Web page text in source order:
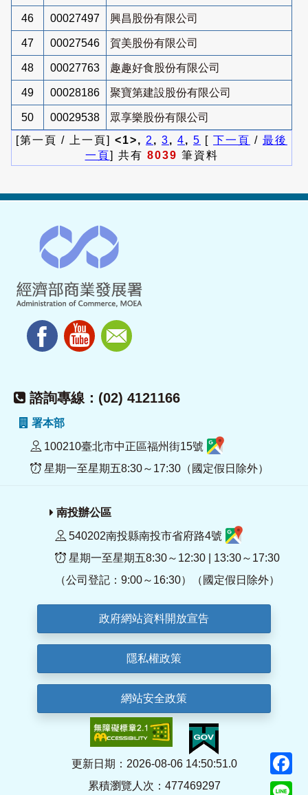
46 00027497 興昌股份有限公司
47 00027546 賀美股份有限公司
48 00027763 趣趣好食股份有限公司
49 00028186 聚寶第建設股份有限公司
50 00029538
眾享樂股份有限公司
[第一頁 / 上一頁] <1>, 2 , 3, 4, 5 [ 下一頁 / 最後
一頁] 共有 8039 筆資料
諮詢專線：(02) 4121166
署本部
100210臺北市中正區福州街15號
星期一至星期五8:30～17:30（國定假日除外）
南投辦公區
540202南投縣南投市省府路4號
星期一至星期五8:30～12:30 | 13:30～17:30
（公司登記：9:00～16:30）（國定假日除外）
政府網站資料開放宣告
隱私權政策
網站安全政策
更新日期：2026-08-06 14:50:51.0
累積瀏覽人次：477469297